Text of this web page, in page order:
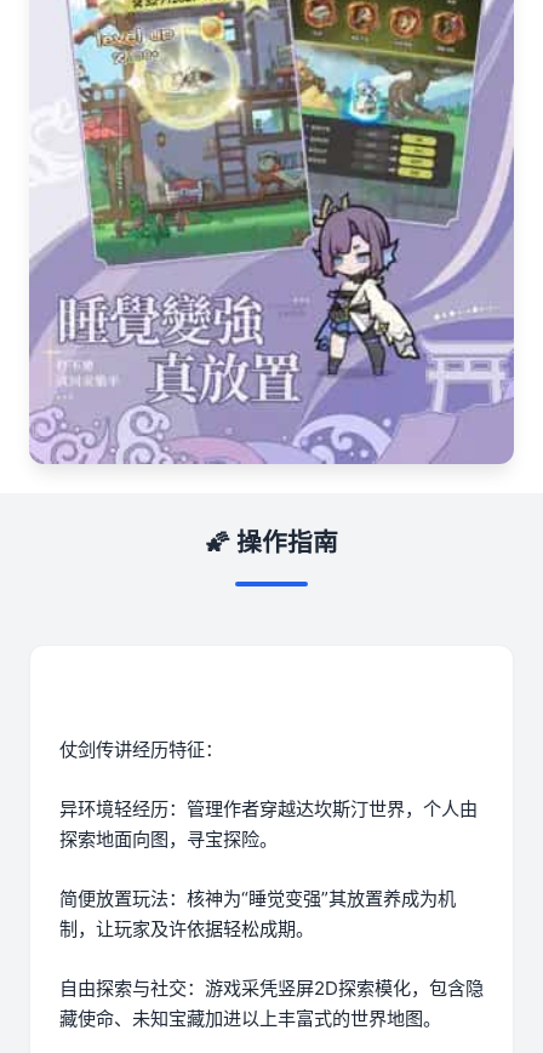
🌠 操作指南
仗剑传讲经历特征：
异环境轻经历：管理作者穿越达坎斯汀世界，个人由
探索地面向图，寻宝探险。
简便放置玩法：核神为“睡觉变强”其放置养成为机
制，让玩家及许依据轻松成期。
自由探索与社交：游戏采凭竖屏2D探索模化，包含隐
藏使命、未知宝藏加进以上丰富式的世界地图。